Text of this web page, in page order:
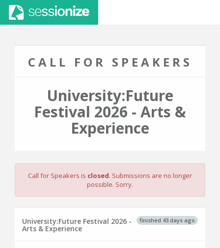
CALL FOR SPEAKERS
University:Future
Festival 2026 - Arts &
Experience
Call for Speakers is closed. Submissions are no longer
possible. Sorry.
finished 43 days ago
University:Future Festival 2026 -
Arts & Experience